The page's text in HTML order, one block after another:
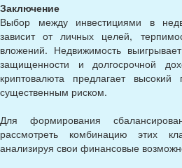
Заключение
Выбор между инвестициями в
зависит от личных целей,
вложений. Недвижимость
защищенности и долгосрочной
криптовалюта предлагает
существенным риском.
Для формирования
рассмотреть комбинацию этих
анализируя свои финансовые